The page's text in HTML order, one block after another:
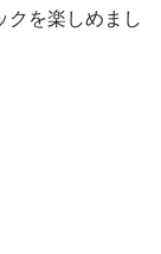
クを楽しめまし